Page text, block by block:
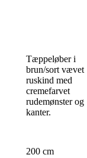
Tæppeløber i
brun/sort vævet
ruskind med
cremefarvet
rudemønster og
kanter.
200 cm